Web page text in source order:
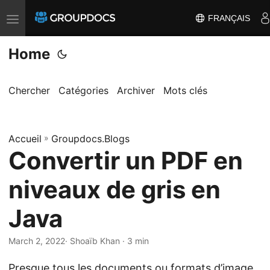
T
o
g
l
a
v
i
g
t
i
FRANÇAIS
Home
Chercher Catégories Archiver Mots clés
Accueil » Groupdocs.Blogs
Convertir un PDF en
niveaux de gris en
Java
March 2, 2022· Shoaïb Khan · 3 min